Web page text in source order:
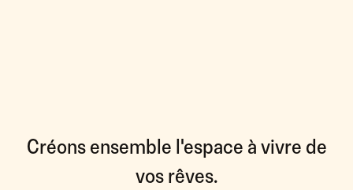
Créons ensemble l'espace à vivre de
vos rêves.